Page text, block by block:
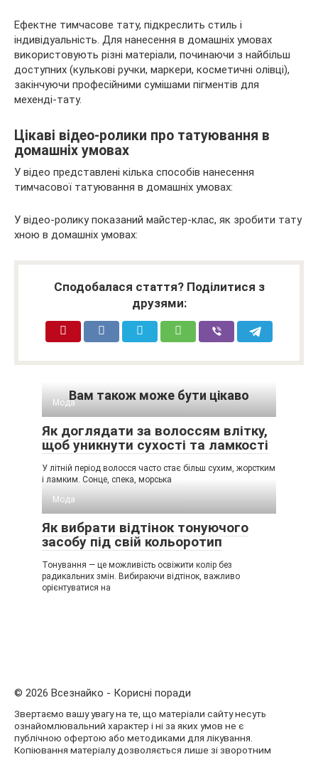
Ефектне тимчасове тату, підкреслить стиль і
індивідуальність. Для нанесення в домашніх умовах
використовують різні матеріали, починаючи з найбільш
доступних (кулькові ручки, маркери, косметичні олівці),
закінчуючи професійними сумішами пігментів для
мехенді-тату.
Цікаві відео-ролики про татуювання в
домашніх умовах
У відео представлені кілька способів нанесення
тимчасової татуювання в домашніх умовах:
У відео-ролику показаний майстер-клас, як зробити тату
хною в домашніх умовах:
Сподобалася стаття? Поділитися з
друзями:
Вам також може бути цікаво
Мода
Як доглядати за волоссям влітку,
щоб уникнути сухості та ламкості
У літній період волосся часто стає більш сухим, жорстким
і ламким. Сонце, спека, морська
Мода
Як вибрати відтінок тонуючого
засобу під свій кольоротип
Тонування — це можливість освіжити колір без
радикальних змін. Вибираючи відтінок, важливо
орієнтуватися на
© 2026 Всезнайко - Корисні поради
Звертаємо вашу увагу на те, що матеріали сайту несуть
ознайомлювальний характер і ні за яких умов не є
публічною офертою або методиками для лікування.
Копіювання матеріалу дозволяється лише зі зворотним